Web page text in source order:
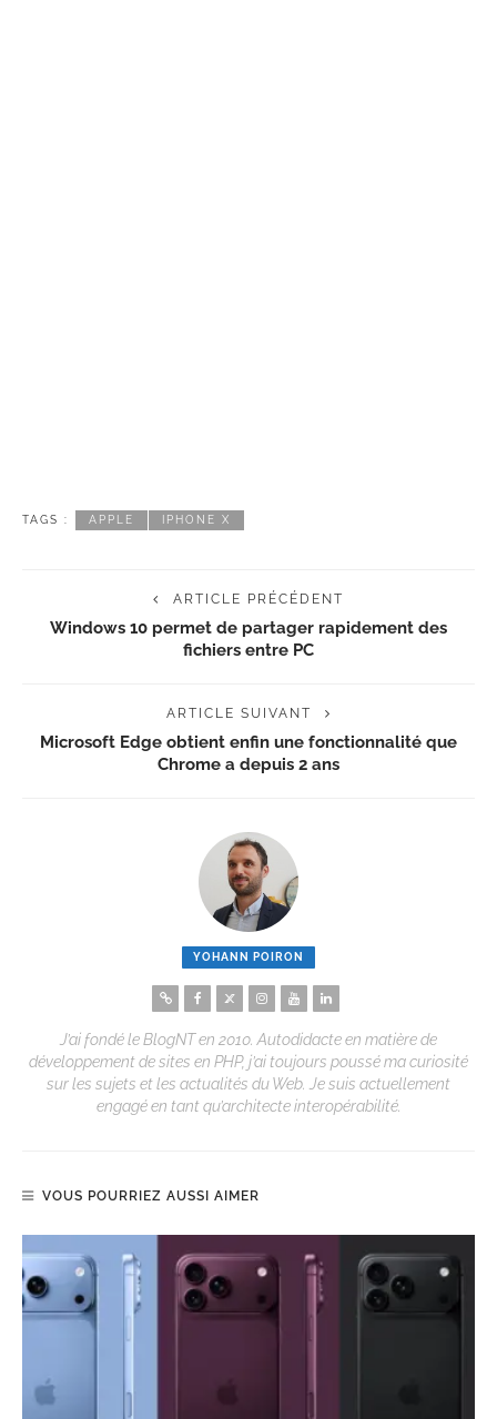
TAGS : APPLE IPHONE X
ARTICLE PRÉCÉDENT
Windows 10 permet de partager rapidement des
fichiers entre PC
ARTICLE SUIVANT
Microsoft Edge obtient enfin une fonctionnalité que
Chrome a depuis 2 ans
YOHANN POIRON
J’ai fondé le BlogNT en 2010. Autodidacte en matière de
développement de sites en PHP, j’ai toujours poussé ma curiosité
sur les sujets et les actualités du Web. Je suis actuellement
engagé en tant qu’architecte interopérabilité.
VOUS POURRIEZ AUSSI AIMER